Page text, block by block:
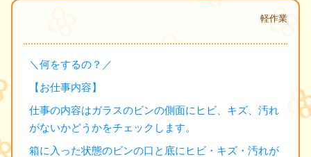
軽作業
＼何をするの？／
【お仕事内容】
仕事の内容はガラスのビンの側面にヒビ、キズ、汚れ
がないかどうかをチェックします。
箱に入った状態のビンの口と底にヒビ・キズ・汚れが